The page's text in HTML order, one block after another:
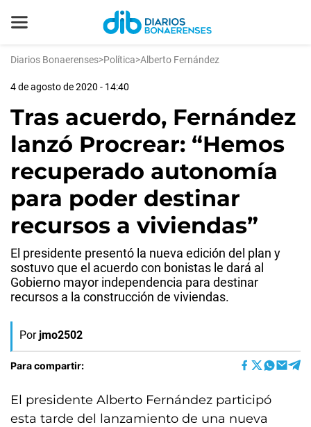
Diarios Bonaerenses>Política>Alberto Fernández
4 de agosto de 2020 - 14:40
Tras acuerdo, Fernández
lanzó Procrear: “Hemos
recuperado autonomía
para poder destinar
recursos a viviendas”
El presidente presentó la nueva edición del plan y
sostuvo que el acuerdo con bonistas le dará al
Gobierno mayor independencia para destinar
recursos a la construcción de viviendas.
Por jmo2502
Para compartir:
El presidente Alberto Fernández participó
esta tarde del lanzamiento de una nueva